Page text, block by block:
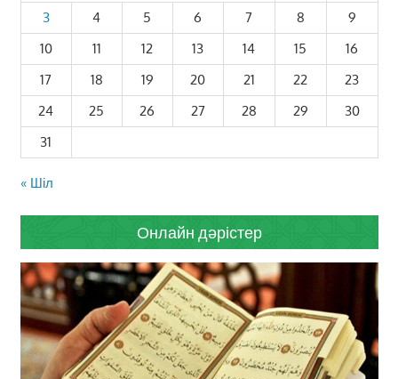
3
4 5 6 7 8
9
10
11 12 13 14 15
16
17
18 19 20 21 22
23
24
25 26 27 28 29
30
31
« Шіл
Онлайн дәрістер